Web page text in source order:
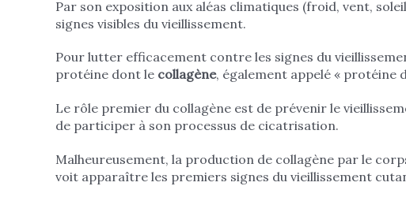
Par son exposition aux aléas climatiques (froid, vent,
signes visibles du vieillissement.
Pour lutter efficacement contre les signes du
protéine dont le collagène, également appelé « protéine
Le rôle premier du collagène est de prévenir le
de participer à son processus de cicatrisation.
Malheureusement, la production de collagène par le
voit apparaître les premiers signes du vieillissement